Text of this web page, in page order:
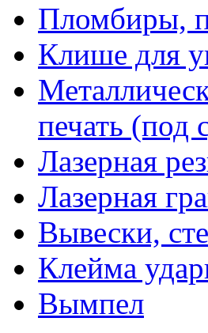
Пломбиры,
Клише для
печать (под
Лазерная
Лазерная
Вывески,
Клейма
Вымпел